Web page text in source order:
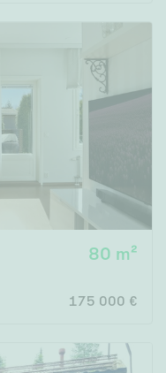
80 m²
175 000 €